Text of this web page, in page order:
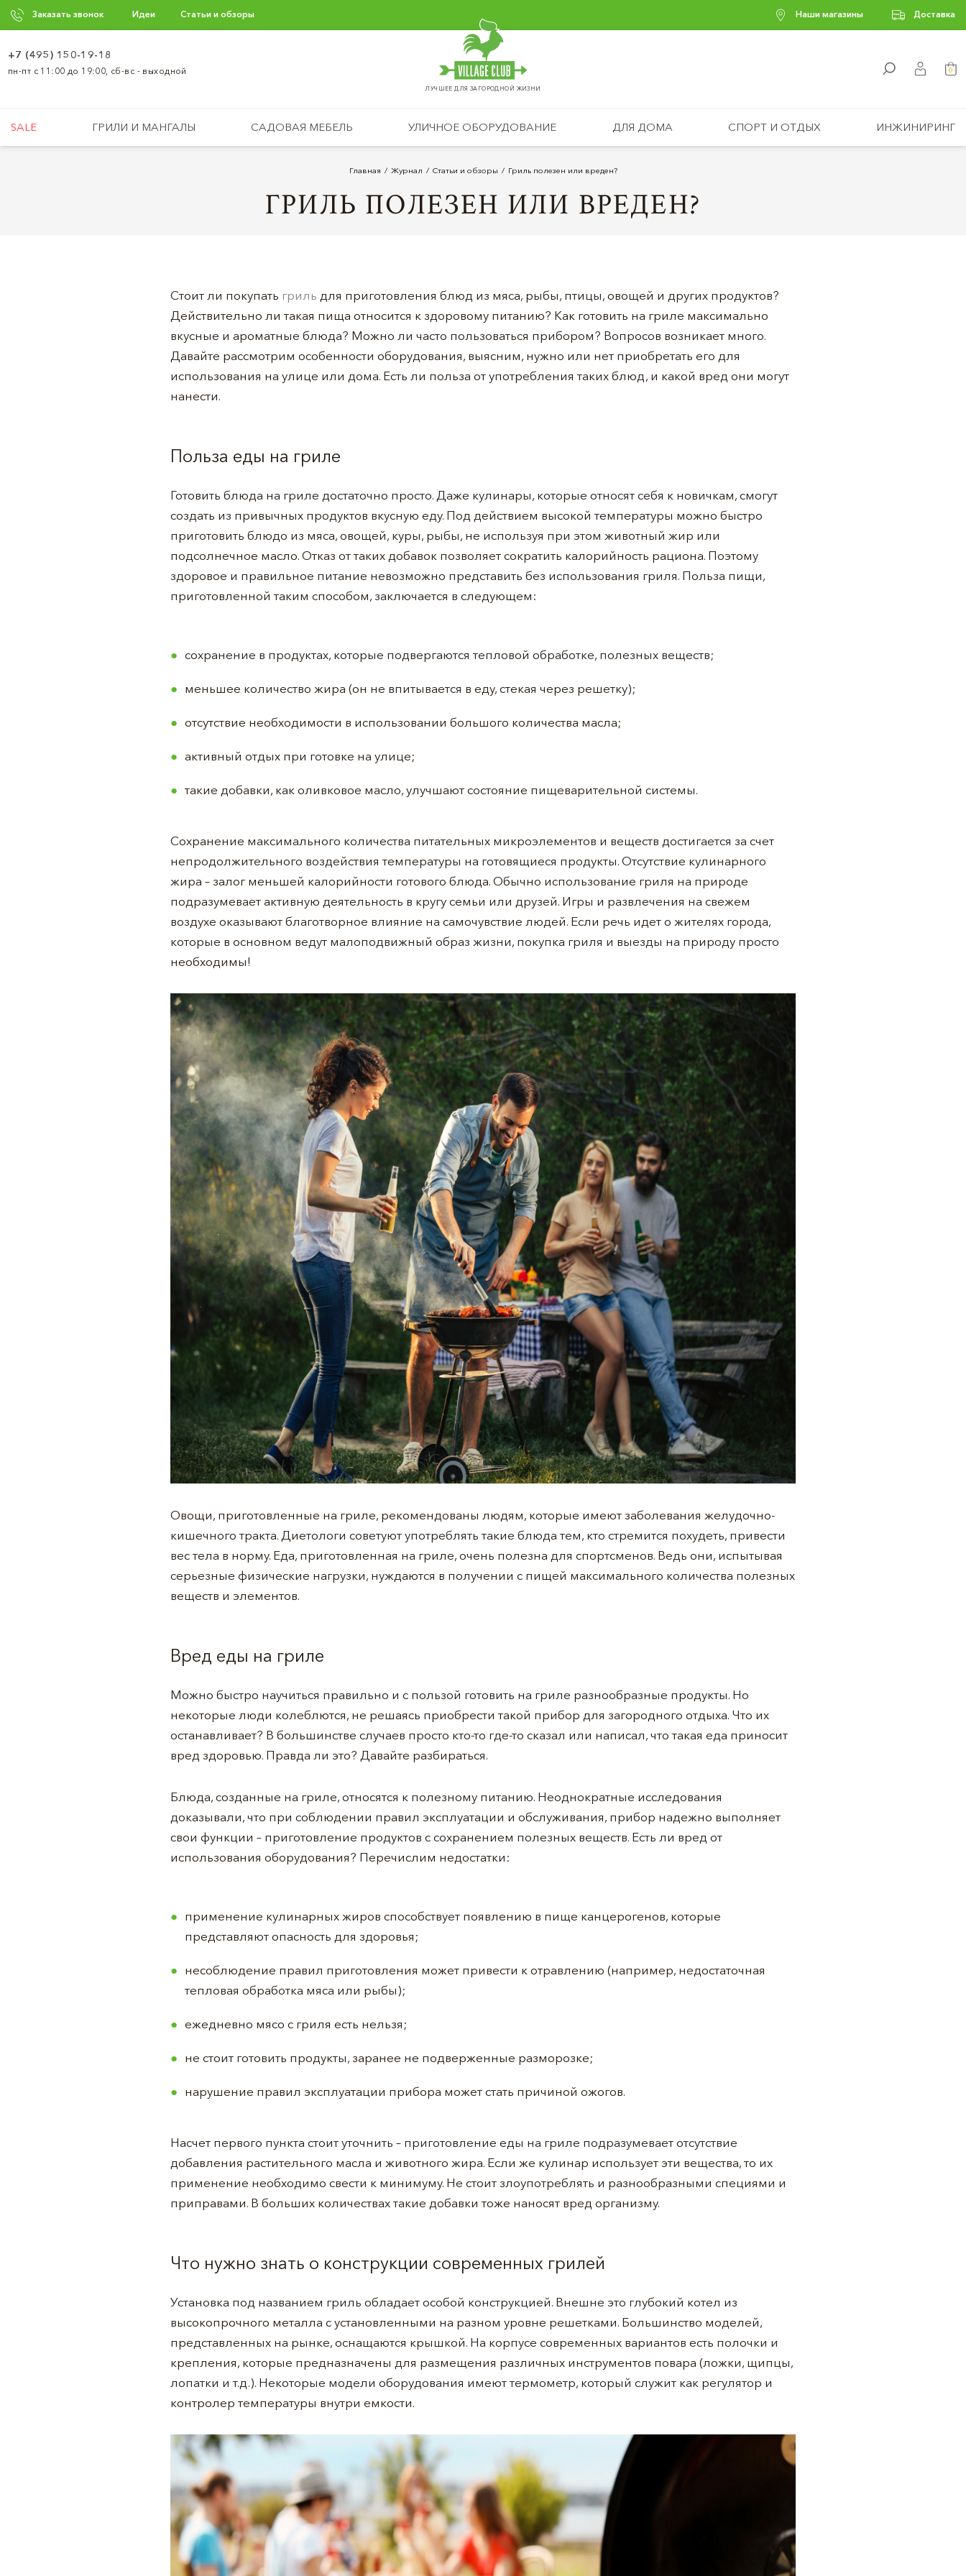
Заказать звонок Идеи Статьи и обзоры Наши магазины Доставка
ЛУЧШЕЕ ДЛЯ ЗАГОРОДНОЙ ЖИЗНИ
+7 (495) 150-19-18
пн-пт с 11:00 до 19:00, сб-вс - выходной 0
SALE ГРИЛИ И МАНГАЛЫ САДОВАЯ МЕБЕЛЬ УЛИЧНОЕ ОБОРУДОВАНИЕ ДЛЯ ДОМА СПОРТ И ОТДЫХ ИНЖИНИРИНГ
Главная Журнал Статьи и обзоры Гриль полезен или вреден?
ГРИЛЬ ПОЛЕЗЕН ИЛИ ВРЕДЕН?
Стоит ли покупать гриль для приготовления блюд из мяса, рыбы, птицы, овощей и других продуктов?
Действительно ли такая пища относится к здоровому питанию? Как готовить на гриле максимально
вкусные и ароматные блюда? Можно ли часто пользоваться прибором? Вопросов возникает много.
Давайте рассмотрим особенности оборудования, выясним, нужно или нет приобретать его для
использования на улице или дома. Есть ли польза от употребления таких блюд, и какой вред они могут
нанести.
Польза еды на гриле
Готовить блюда на гриле достаточно просто. Даже кулинары, которые относят себя к новичкам, смогут
создать из привычных продуктов вкусную еду. Под действием высокой температуры можно быстро
приготовить блюдо из мяса, овощей, куры, рыбы, не используя при этом животный жир или
подсолнечное масло. Отказ от таких добавок позволяет сократить калорийность рациона. Поэтому
здоровое и правильное питание невозможно представить без использования гриля. Польза пищи,
приготовленной таким способом, заключается в следующем:
сохранение в продуктах, которые подвергаются тепловой обработке, полезных веществ;
меньшее количество жира (он не впитывается в еду, стекая через решетку);
отсутствие необходимости в использовании большого количества масла;
активный отдых при готовке на улице;
такие добавки, как оливковое масло, улучшают состояние пищеварительной системы.
Сохранение максимального количества питательных микроэлементов и веществ достигается за счет
непродолжительного воздействия температуры на готовящиеся продукты. Отсутствие кулинарного
жира – залог меньшей калорийности готового блюда. Обычно использование гриля на природе
подразумевает активную деятельность в кругу семьи или друзей. Игры и развлечения на свежем
воздухе оказывают благотворное влияние на самочувствие людей. Если речь идет о жителях города,
которые в основном ведут малоподвижный образ жизни, покупка гриля и выезды на природу просто
необходимы!
Овощи, приготовленные на гриле, рекомендованы людям, которые имеют заболевания желудочно-
кишечного тракта. Диетологи советуют употреблять такие блюда тем, кто стремится похудеть, привести
вес тела в норму. Еда, приготовленная на гриле, очень полезна для спортсменов. Ведь они, испытывая
серьезные физические нагрузки, нуждаются в получении с пищей максимального количества полезных
веществ и элементов.
Вред еды на гриле
Можно быстро научиться правильно и с пользой готовить на гриле разнообразные продукты. Но
некоторые люди колеблются, не решаясь приобрести такой прибор для загородного отдыха. Что их
останавливает? В большинстве случаев просто кто-то где-то сказал или написал, что такая еда приносит
вред здоровью. Правда ли это? Давайте разбираться.
Блюда, созданные на гриле, относятся к полезному питанию. Неоднократные исследования
доказывали, что при соблюдении правил эксплуатации и обслуживания, прибор надежно выполняет
свои функции – приготовление продуктов с сохранением полезных веществ. Есть ли вред от
использования оборудования? Перечислим недостатки:
применение кулинарных жиров способствует появлению в пище канцерогенов, которые
представляют опасность для здоровья;
несоблюдение правил приготовления может привести к отравлению (например, недостаточная
тепловая обработка мяса или рыбы);
ежедневно мясо с гриля есть нельзя;
не стоит готовить продукты, заранее не подверженные разморозке;
нарушение правил эксплуатации прибора может стать причиной ожогов.
Насчет первого пункта стоит уточнить – приготовление еды на гриле подразумевает отсутствие
добавления растительного масла и животного жира. Если же кулинар использует эти вещества, то их
применение необходимо свести к минимуму. Не стоит злоупотреблять и разнообразными специями и
приправами. В больших количествах такие добавки тоже наносят вред организму.
Что нужно знать о конструкции современных грилей
Установка под названием гриль обладает особой конструкцией. Внешне это глубокий котел из
высокопрочного металла с установленными на разном уровне решетками. Большинство моделей,
представленных на рынке, оснащаются крышкой. На корпусе современных вариантов есть полочки и
крепления, которые предназначены для размещения различных инструментов повара (ложки, щипцы,
лопатки и т.д.). Некоторые модели оборудования имеют термометр, который служит как регулятор и
контролер температуры внутри емкости.